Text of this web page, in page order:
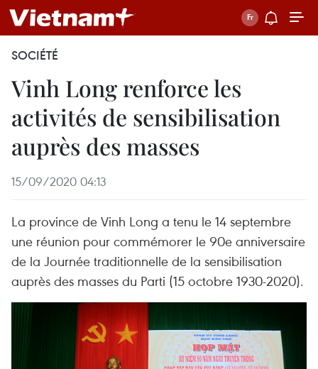
SOCIÉTÉ
Vinh Long renforce les
activités de sensibilisation
auprès des masses
15/09/2020 04:13
La province de Vinh Long a tenu le 14 septembre
une réunion pour commémorer le 90e anniversaire
de la Journée traditionnelle de la sensibilisation
auprès des masses du Parti (15 octobre 1930-2020).